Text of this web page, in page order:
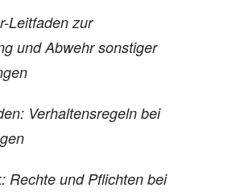
Leitfaden zur
und Abwehr sonstiger
Verhaltensregeln bei
Rechte und Pflichten bei